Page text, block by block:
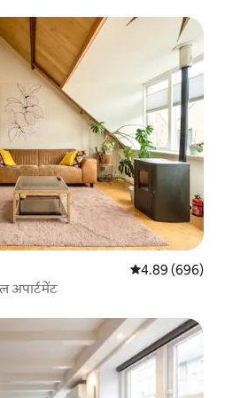
औसत रेटिंग 5 में से
4.89 (696)
अपार्टमेंट